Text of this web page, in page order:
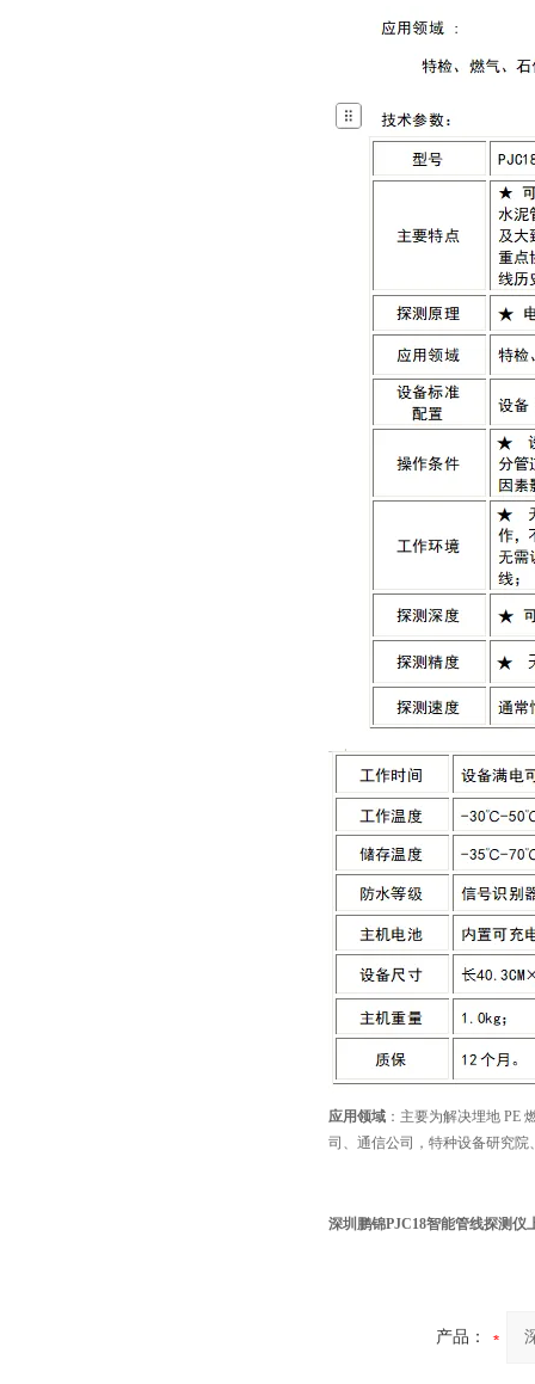
应用领域 ：主要为解决埋地 PE
司、通信公司，特种设备研究
深圳鹏锦PJC18智能管线探测仪
产品：